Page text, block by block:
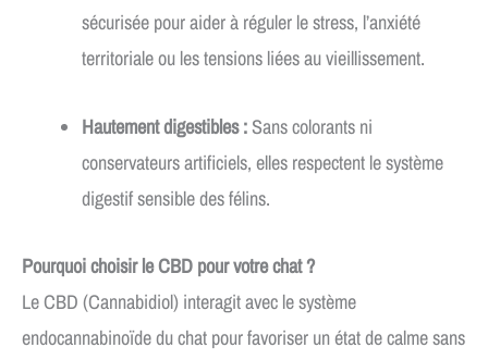
sécurisée pour aider à réguler le stress, l’anxiété
territoriale ou les tensions liées au vieillissement.
Hautement digestibles :Sans colorants ni
conservateurs artificiels, elles respectent le système
digestif sensible des félins.
Pourquoi choisir le CBD pour votre chat ?
Le CBD (Cannabidiol) interagit avec le système
endocannabinoïde du chat pour favoriser un état de calme sans